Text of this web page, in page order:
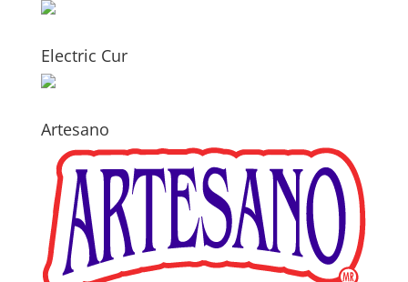
Electric Cur
Artesano